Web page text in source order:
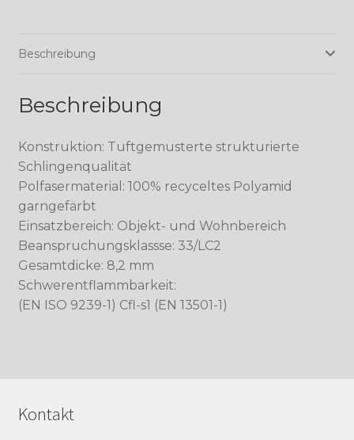
Beschreibung
Beschreibung
Konstruktion: Tuftgemusterte strukturierte
Schlingenqualität
Polfasermaterial: 100% recyceltes Polyamid
garngefärbt
Einsatzbereich: Objekt- und Wohnbereich
Beanspruchungsklassse: 33/LC2
Gesamtdicke: 8,2 mm
Schwerentflammbarkeit:
(EN ISO 9239-1) Cfl-s1 (EN 13501-1)
Kontakt